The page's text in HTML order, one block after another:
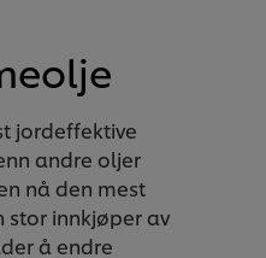
jordeffektive
andre oljer
nå den mest
stor innkjøper av
å endre